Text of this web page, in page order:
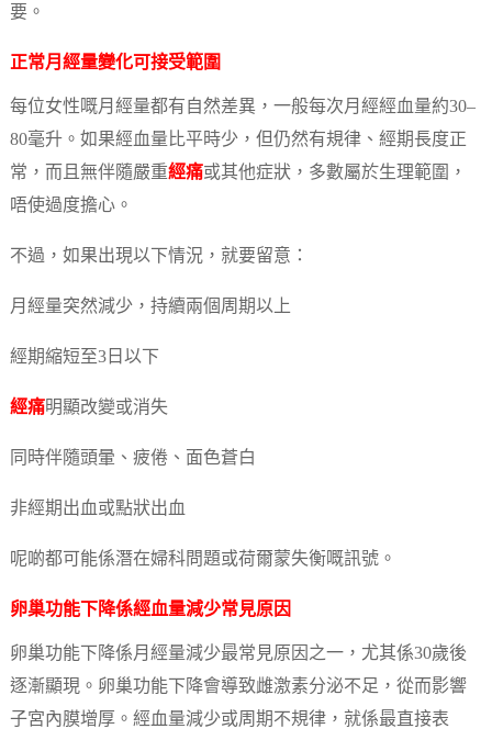
要。
正常月經量變化可接受範圍
每位女性嘅月經量都有自然差異，一般每次月經經血量約30–
80毫升。如果經血量比平時少，但仍然有規律、經期長度正
常，而且無伴隨嚴重經痛或其他症狀，多數屬於生理範圍，
唔使過度擔心。
不過，如果出現以下情況，就要留意：
月經量突然減少，持續兩個周期以上
經期縮短至3日以下
經痛明顯改變或消失
同時伴隨頭暈、疲倦、面色蒼白
非經期出血或點狀出血
呢啲都可能係潛在婦科問題或荷爾蒙失衡嘅訊號。
卵巢功能下降係經血量減少常見原因
卵巢功能下降係月經量減少最常見原因之一，尤其係30歲後
逐漸顯現。卵巢功能下降會導致雌激素分泌不足，從而影響
子宮內膜增厚。經血量減少或周期不規律，就係最直接表